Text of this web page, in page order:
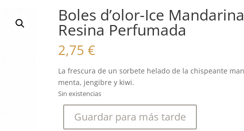
Boles d’olor-Ice
Resina Perfumada
2,75 €
La frescura de un sorbete helado de la chispeante
menta, jengibre y kiwi.
Sin existencias
Guardar para más tarde